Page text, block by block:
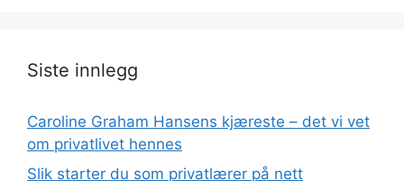
Siste innlegg
Caroline Graham Hansens kjæreste – det vi vet
om privatlivet hennes
Slik starter du som privatlærer på nett